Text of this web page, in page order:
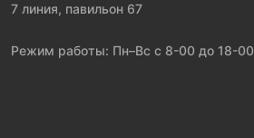
7 линия, павильон 67
Режим работы: Пн–Вс с 8-00 до 18-00